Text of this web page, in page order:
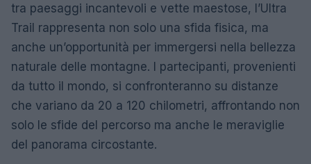
tra paesaggi incantevoli e vette maestose, l’Ultra
Trail rappresenta non solo una sfida fisica, ma
anche un’opportunità per immergersi nella bellezza
naturale delle montagne. I partecipanti, provenienti
da tutto il mondo, si confronteranno su distanze
che variano da 20 a 120 chilometri, affrontando non
solo le sfide del percorso ma anche le meraviglie
del panorama circostante.